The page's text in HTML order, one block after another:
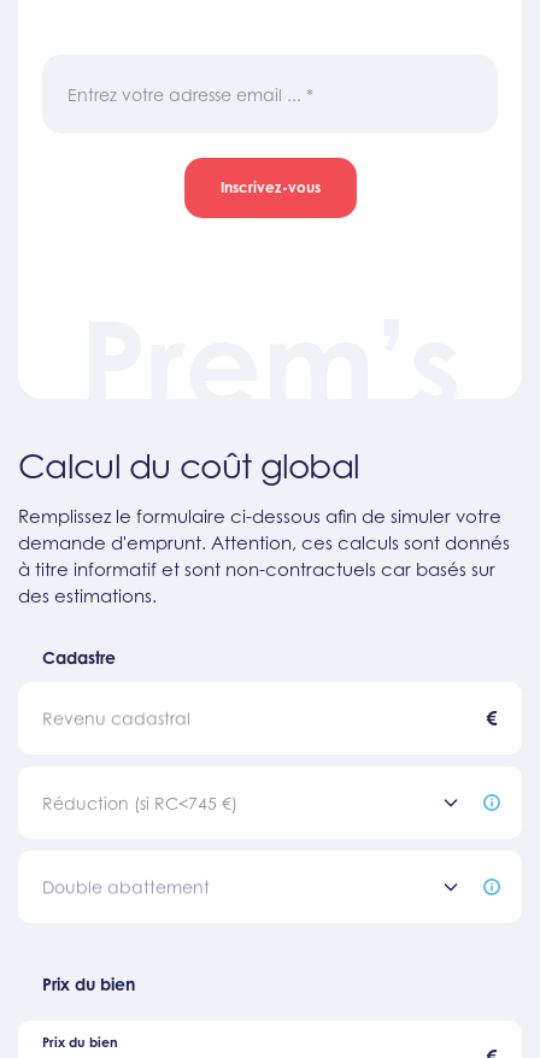
Entrez votre adresse email ... *
Inscrivez-vous
Calcul du coût global
Remplissez le formulaire ci-dessous afin de simuler votre
demande d'emprunt. Attention, ces calculs sont donnés
à titre informatif et sont non-contractuels car basés sur
des estimations.
Cadastre
Revenu cadastral €
Réduction (si RC<745 €)
Double abattement
Prix du bien
Prix du bien